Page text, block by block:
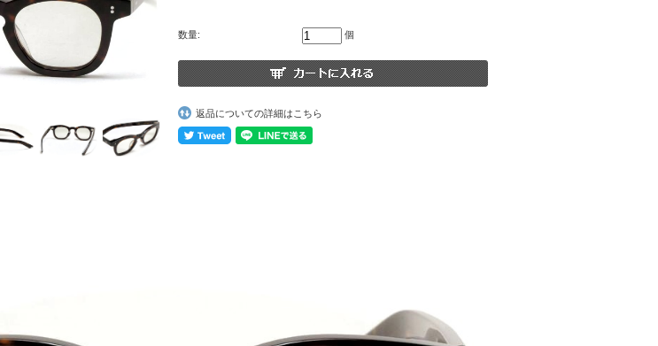
数量: 個
返品についての詳細はこちら